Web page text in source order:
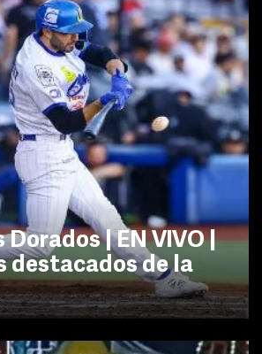
Dorados | EN VIVO |
destacados de la